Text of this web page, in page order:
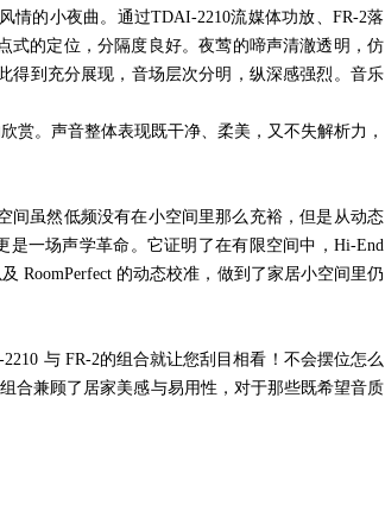
情的小夜曲。通过TDAI-2210流媒体功放、 FR-2落
式的定位，分隔度良好。夜莺的啼声清澈透明，仿
得到充分展现，音场层次分明，纵深感强烈。音乐
赏。声音整体表现既干净、柔美，又不失解析力，
间虽然低频没有在小空间里那么充裕，但是从动态
是一场声学革命。它证明了在有限空间中，Hi-End
RoomPerfect 的动态校准，做到了家居小空间里仍
与FR-2的组合就让您刮目相看！不会摆位怎么
合兼顾了居家美感与易用性，对于那些既希望音质